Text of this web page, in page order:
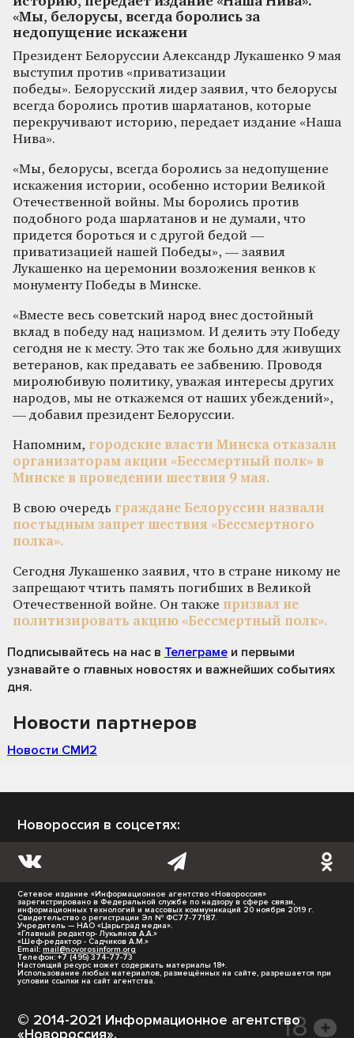
«Мы, белорусы, всегда боролись за
недопущение искажени
Президент Белоруссии Александр Лукашенко 9 мая
выступил против «приватизации
победы». Белорусский лидер заявил, что белорусы
всегда боролись против шарлатанов, которые
перекручивают историю, передает издание «Наша
Нива».
«Мы, белорусы, всегда боролись за недопущение
искажения истории, особенно истории Великой
Отечественной войны. Мы боролись против
подобного рода шарлатанов и не думали, что
придется бороться и с другой бедой —
приватизацией нашей Победы», — заявил
Лукашенко на церемонии возложения венков к
монументу Победы в Минске.
«Вместе весь советский народ внес достойный
вклад в победу над нацизмом. И делить эту Победу
сегодня не к месту. Это так же больно для живущих
ветеранов, как предавать ее забвению. Проводя
миролюбивую политику, уважая интересы других
народов, мы не откажемся от наших убеждений»,
— добавил президент Белоруссии.
Напомним, городские власти Минска отказали
организаторам акции «Бессмертный полк» в
Минске в проведении шествия 9 мая.
В свою очередь граждане Белоруссии назвали
постыдным запрет шествия «Бессмертного
полка».
Сегодня Лукашенко заявил, что в стране никому не
запрещают чтить память погибших в Великой
Отечественной войне. Он также призвал не
политизировать акцию «Бессмертный полк».
Подписывайтесь на нас в Телеграме и первыми
узнавайте о главных новостях и важнейших событиях
дня.
Новости партнеров
Новости СМИ2
Новороссия в соцсетях:
Сетевое издание «Информационное агентство «Новороссия»
зарегистрировано в Федеральной службе по надзору в сфере связи,
информационных технологий и массовых коммуникаций 20 ноября 2019 г.
Свидетельство о регистрации Эл № ФС77-77187.
Учредитель — НАО «Царьград медиа».
«Главный редактор- Лукьянов А.А.»
«Шеф-редактор - Садчиков А.М.»
Email: mail@novorosinform.org
Телефон: +7 (495) 374-77-73
Настоящий ресурс может содержать материалы 18+.
Использование любых материалов, размещённых на сайте, разрешается при
условии ссылки на сайт агентства.
© 2014-2021 Информационное агентство
«Новороссия».